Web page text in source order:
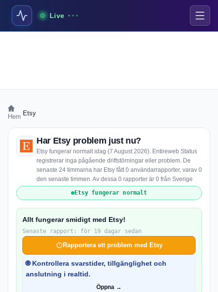
Live
Hem Etsy
Har Etsy problem just nu?
Etsy fungerar normalt idag (7 August 2026). Entireweb Status
registrerar inga pågående driftstörningar eller problem. De
senaste 24 timmarna har Etsy fått 0 användarrapporter, varav 0
den senaste timmen. Av dessa 0 rapporter är 0 från Sverige
Etsy fungerar normalt
Allt fungerar smidigt med Etsy!
Senaste rapport: för 19 dagar sedan
Rapportera ett problem med Etsy
🌐 Kontrollera svarstider, tillgänglighet och
anslutning i realtid.
Öppna →